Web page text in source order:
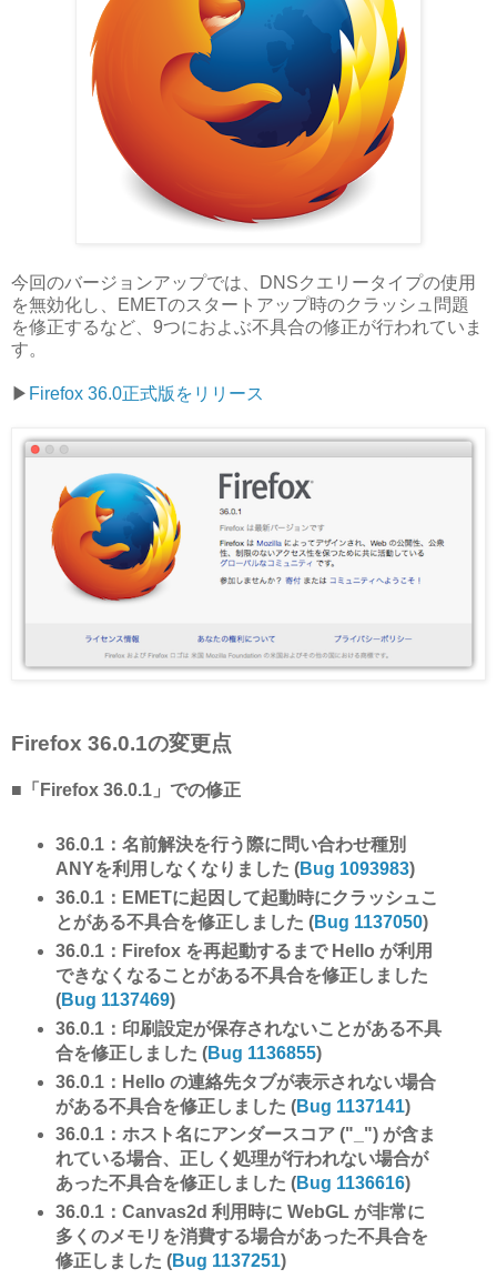
今回のバージョンアップでは、 DNSクエリータイプの使用
を無効化し、
EMETのスタートアップ時のクラッシュ問題
を修正するなど、9つにおよぶ不具合の修正が行われていま
す。
▶︎ Firefox 36.0正式版をリリース
Firefox 36.0.1の変更点
■「Firefox 36.0.1」での修正
36.0.1：名前解決を行う際に問い合わせ種別
ANYを利用しなくなりました (Bug 1093983)
36.0.1：EMETに起因して起動時にクラッシュこ
とがある不具合を修正しました (Bug 1137050)
36.0.1：Firefox を再起動するまで Hello が利用
できなくなることがある不具合を修正しました
(Bug 1137469)
36.0.1：印刷設定が保存されないことがある不具
合を修正しました (Bug 1136855)
36.0.1：Hello の連絡先タブが表示されない場合
がある不具合を修正しました (Bug 1137141)
36.0.1：ホスト名にアンダースコア ("_") が含ま
れている場合、正しく処理が行われない場合が
あった不具合を修正しました (Bug 1136616)
36.0.1：Canvas2d 利用時に WebGL が非常に
多くのメモリを消費する場合があった不具合を
修正しました (Bug 1137251)